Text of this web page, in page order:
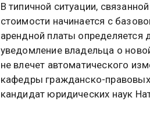
В типичной ситуации,
стоимости начинается с
арендной платы
уведомление владельца о
не влечет автоматического
кафедры гражданско-
кандидат юридических наук